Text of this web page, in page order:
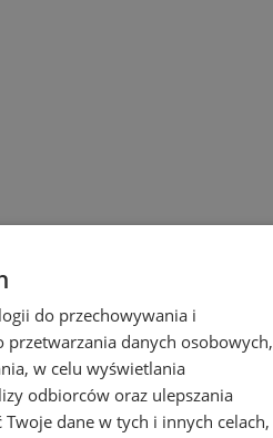
do przechowywania i
danych osobowych,
w celu wyświetlania
odbiorców oraz ulepszania
dane w tych i innych celach,